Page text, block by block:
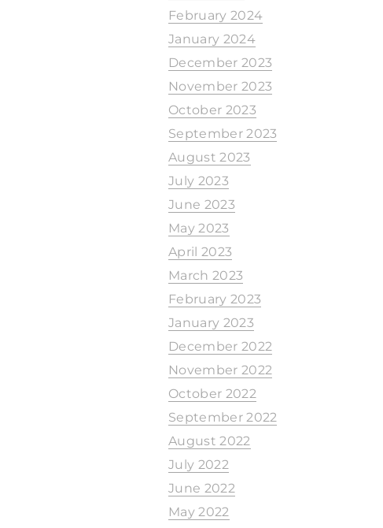
February 2024
January 2024
December 2023
November 2023
October 2023
September 2023
August 2023
July 2023
June 2023
May 2023
April 2023
March 2023
February 2023
January 2023
December 2022
November 2022
October 2022
September 2022
August 2022
July 2022
June 2022
May 2022